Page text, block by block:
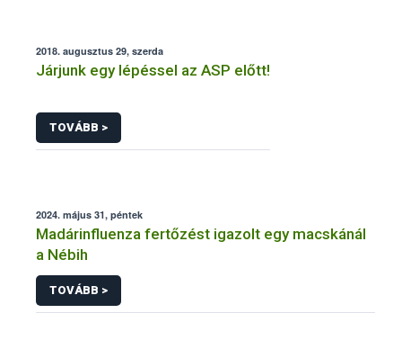
2018. augusztus 29, szerda
Járjunk egy lépéssel az ASP előtt!
TOVÁBB >
2024. május 31, péntek
Madárinfluenza fertőzést igazolt egy macskánál
a Nébih
TOVÁBB >